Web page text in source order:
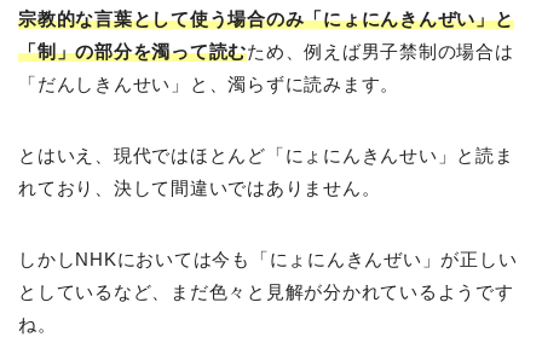
宗教的な言葉として使う場合のみ「にょにんきんぜい」と
「制」の部分を濁って読むため、例えば男子禁制の場合は
「だんしきんせい」と、濁らずに読みます。
とはいえ、現代ではほとんど「にょにんきんせい」と読ま
れており、決して間違いではありません。
しかしNHKにおいては今も「にょにんきんぜい」が正しい
としているなど、まだ色々と見解が分かれているようです
ね。